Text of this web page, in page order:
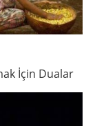
İçin Dualar